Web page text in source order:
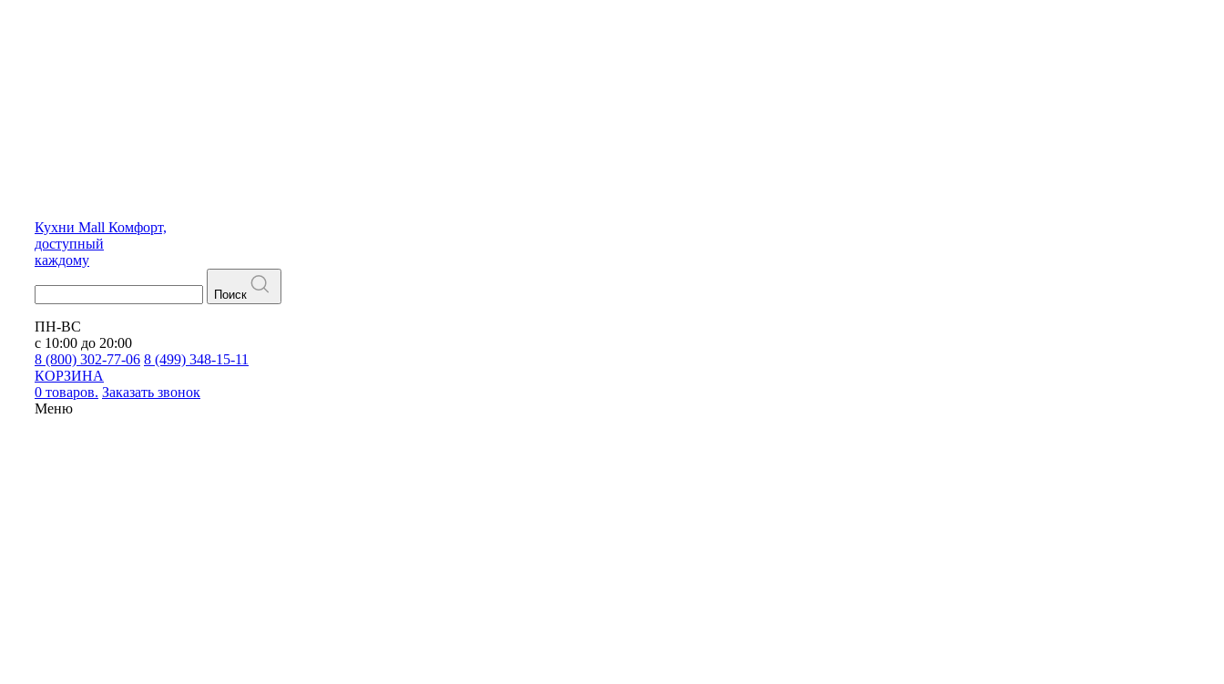
Кухни Mall Комфорт,
доступный
каждому
Поиск
ПН-ВС
с 10:00 до 20:00
8 (800) 302-77-06 8 (499) 348-15-11
КОРЗИНА
0 товаров. Заказать звонок
Меню